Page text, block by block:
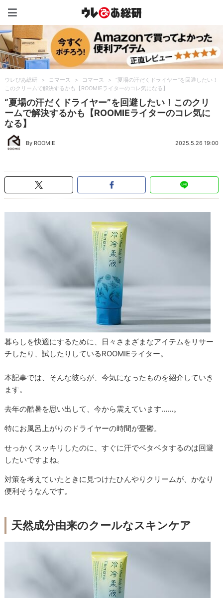
ウレぴあ総研 > コマース > コマース >
“夏場の汗だくドライヤー”を回避したい！
このクリームで解決するかも【ROOMIEライターのコレ気になる】
“夏場の汗だくドライヤー”を回避したい！このクリ
ームで解決するかも【ROOMIEライターのコレ気に
なる】
By ROOMIE 2025.5.26 19:00
暮らしを快適にするために、日々さまざまなアイテムをリサー
チしたり、試したりしているROOMIEライター。
本記事では、そんな彼らが、今気になったものを紹介していき
ます。
去年の酷暑を思い出して、今から震えています……。
特にお風呂上がりのドライヤーの時間が憂鬱。
せっかくスッキリしたのに、すぐに汗でベタベタするのは回避
したいですよね。
対策を考えていたときに見つけたひんやりクリームが、かなり
便利そうなんです。
天然成分由来のクールなスキンケア